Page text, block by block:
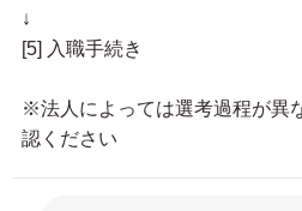
↓
[5] 入職手続き
※法人によっては選考過程が異
認ください